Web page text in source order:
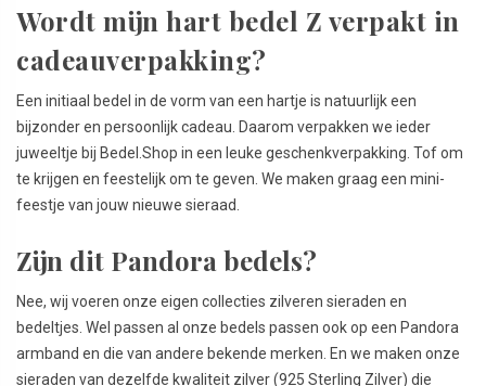
Wordt mijn hart bedel Z verpakt in
cadeauverpakking?
Een initiaal bedel in de vorm van een hartje is natuurlijk een
bijzonder en persoonlijk cadeau. Daarom verpakken we ieder
juweeltje bij Bedel.Shop in een leuke geschenkverpakking. Tof om
te krijgen en feestelijk om te geven. We maken graag een mini-
feestje van jouw nieuwe sieraad.
Zijn dit Pandora bedels?
Nee, wij voeren onze eigen collecties zilveren sieraden en
bedeltjes. Wel passen al onze bedels passen ook op een Pandora
armband en die van andere bekende merken. En we maken onze
sieraden van dezelfde kwaliteit zilver (925 Sterling Zilver) die